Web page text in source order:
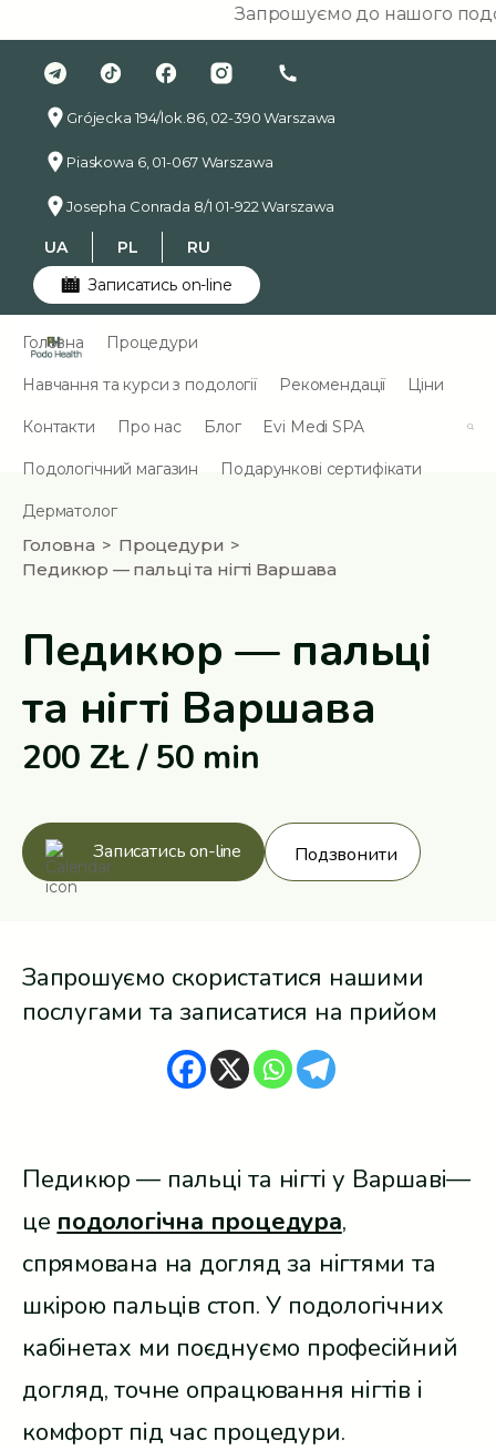
Запрошуємо до нашого
Grójecka 194/lok.86, 02-390 Warszawa
Piaskowa 6, 01-067 Warszawa
Josepha Conrada 8/1 01-922 Warszawa
UA PL
RU
Записатись on-line
Головна Процедури
Навчання та курси з подології Рекомендації Ціни
Контакти Про нас Блог Evi Medi SPA
Подологічний магазин Подарункові сертифікати
Дерматолог
Головна
Процедури
Педикюр — пальці та нігті Варшава
Педикюр — пальці
та нігті Варшава
200 ZŁ / 50 min
Записатись on-line Подзвонити
Запрошуємо скористатися нашими
послугами та записатися на прийом
Педикюр — пальці та нігті у Варшаві—
це подологічна процедура,
спрямована на догляд за нігтями та
шкірою пальців стоп. У подологічних
кабінетах ми поєднуємо професійний
догляд, точне опрацювання нігтів і
комфорт під час процедури.